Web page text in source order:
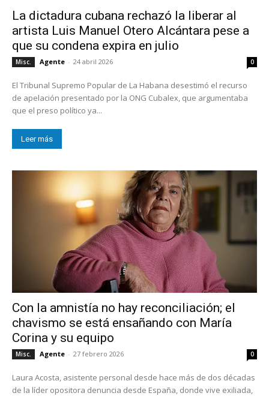
La dictadura cubana rechazó la liberar al
artista Luis Manuel Otero Alcántara pese a
que su condena expira en julio
Misc. Agente - 24 abril 2026 0
El Tribunal Supremo Popular de La Habana desestimó el recurso
de apelación presentado por la ONG Cubalex, que argumentaba
que el preso político ya...
Leer más
Con la amnistía no hay reconciliación; el
chavismo se está ensañando con María
Corina y su equipo
Misc. Agente - 27 febrero 2026 0
Laura Acosta, asistente personal desde hace más de dos décadas
de la líder opositora denuncia desde España, donde vive exiliada,